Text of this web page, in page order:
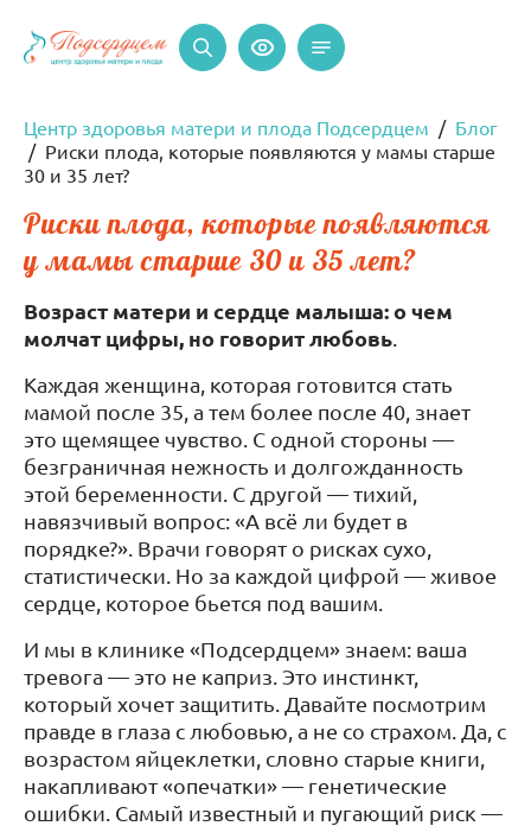
Риски плода, которые появляются
у мамы старше 30 и 35 лет?
Центр здоровья матери и плода Подсердцем
Блог
Риски плода, которые появляются у мамы старше
30 и 35 лет?
Возраст матери и сердце малыша: о чем
молчат цифры, но говорит любовь
Каждая женщина, которая готовится стать
мамой после 35, а тем более после 40, знает
это щемящее чувство. С одной стороны —
безграничная нежность и долгожданность
этой беременности. С другой — тихий,
навязчивый вопрос: «А всё ли будет в
порядке?». Врачи говорят о рисках сухо,
статистически. Но за каждой цифрой — живое
сердце, которое бьется под вашим.
И мы в клинике «Подсердцем» знаем: ваша
тревога — это не каприз. Это инстинкт,
который хочет защитить. Давайте посмотрим
правде в глаза с любовью, а не со страхом. Да, с
возрастом яйцеклетки, словно старые книги,
накапливают «опечатки» — генетические
ошибки. Самый известный и пугающий риск —